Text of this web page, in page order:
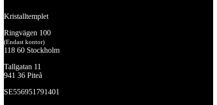
Kristalltemplet
Ringvägen 100
(Endast kontor)
118 60 Stockholm
Tallgatan 11
941 36 Piteå
SE556951791401